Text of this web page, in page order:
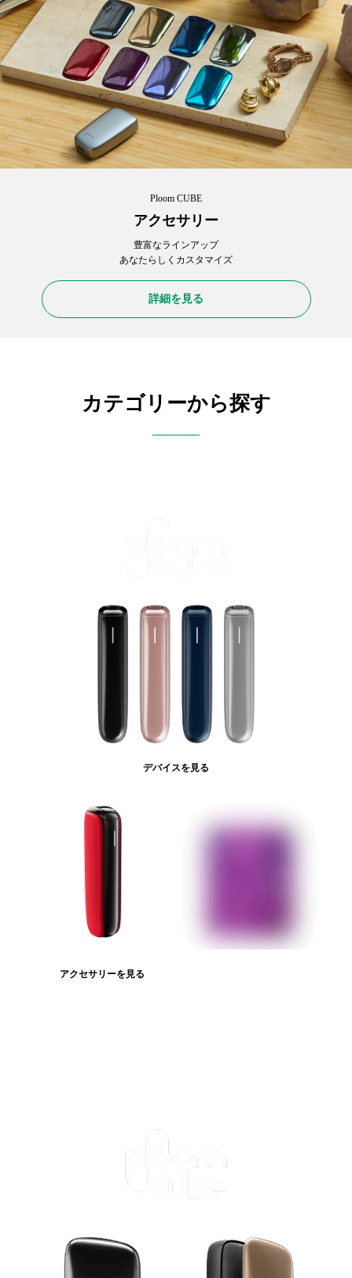
Ploom CUBE
アクセサリー
豊富なラインアップ
あなたらしくカスタマイズ
詳細を見る
カテゴリーから探す
デバイスを見る
アクセサリーを見る